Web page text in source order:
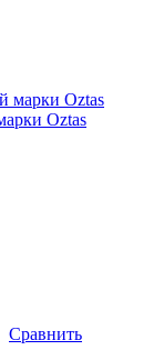
Оztas
Сравнить